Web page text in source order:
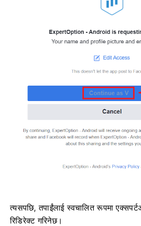
त्यसपछि, तपाईंलाई स्वचालित रूपमा
रिडिरेक्ट गरिनेछ।